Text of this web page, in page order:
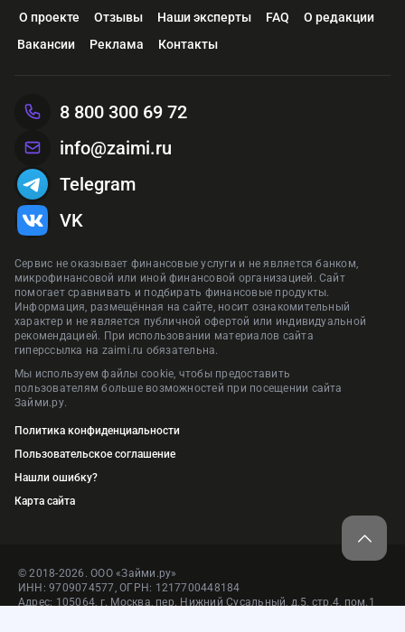
О проекте Отзывы Наши эксперты FAQ
О редакции
Вакансии
Реклама Контакты
Сервис не оказывает финансовые услуги и не является банком,
микрофинансовой или иной финансовой организацией. Сайт
помогает сравнивать и подбирать финансовые продукты.
Информация, размещённая на сайте, носит ознакомительный
характер и не является публичной офертой или индивидуальной
рекомендацией. При использовании материалов сайта
гиперссылка на zaimi.ru обязательна.
Мы используем файлы cookie, чтобы предоставить
пользователям больше возможностей при посещении сайта
Займи.ру.
Политика конфиденциальности
Пользовательское соглашение
Нашли ошибку?
Карта сайта
8 800 300 69 72
info@zaimi.ru
Telegram
VK
© 2018-2026. ООО «Займи.ру»
ИНН: 9709074577, ОГРН: 1217700448184
Адрес: 105064, г. Москва, пер. Нижний Сусальный, д.5, стр.4, пом.1